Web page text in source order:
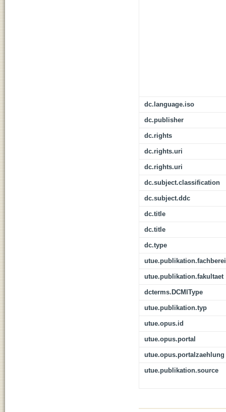
dc.language.iso
dc.publisher
dc.rights
dc.rights.uri
dc.rights.uri
dc.subject.classification
dc.subject.ddc
dc.title
dc.title
dc.type
utue.publikation.fakultaet
dcterms.DCMIType
utue.publikation.typ
utue.opus.id
utue.opus.portal
utue.opus.portalzaehlung
utue.publikation.source